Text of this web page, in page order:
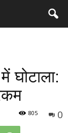
घोटाला:
0
805